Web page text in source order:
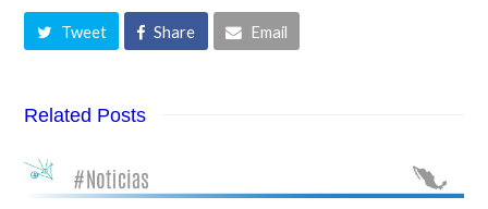
Tweet Share Email
Related Posts